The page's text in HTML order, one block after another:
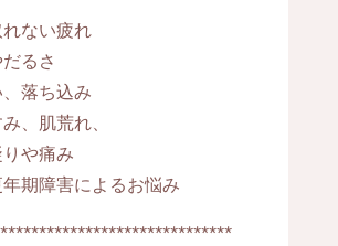
れない疲れ
るさ
、落ち込み
、肌荒れ、
りや痛み
年期障害によるお悩み